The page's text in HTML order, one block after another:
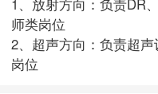
1、放射方向：负责DR
师类岗位
2、超声方向：负责超
岗位